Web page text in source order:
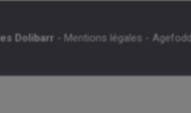
Dolibarr - Mentions légales -